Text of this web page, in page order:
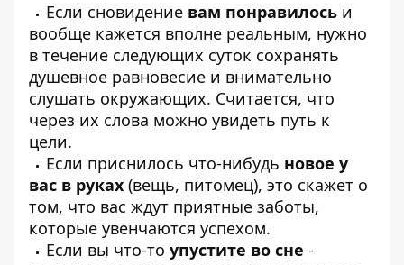
Если сновидение вам понравилось и
вообще кажется вполне реальным, нужно
в течение следующих суток сохранять
душевное равновесие и внимательно
слушать окружающих. Считается, что
через их слова можно увидеть путь к
цели.
Если приснилось что-нибудь новое у
вас в руках (вещь, питомец), это скажет о
том, что вас ждут приятные заботы,
которые увенчаются успехом.
Если вы что-то упустите во сне -